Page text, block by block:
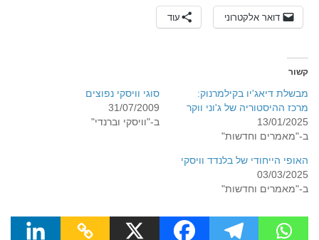
דואר אלקטרוני עוד
קשור
מבשלת דיאג'יו בקילמרנוק:
מרכז ההיסטוריה של ג'וני ווקר
13/01/2025
ב-"מאמרים וחדשות"
סוגי וויסקי נפוצים
31/07/2009
ב-"וויסקי וברנדי"
האופי הייחודי של בלנדד וויסקי
03/03/2025
ב-"מאמרים וחדשות"